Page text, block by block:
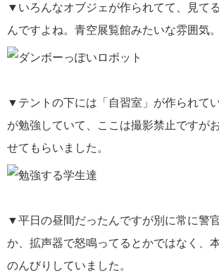
▼いろんなオブジェが作られてて、見て
んですよね。青空展覧館みたいな雰囲気。
▼テントの下には「自習室」が作られて
が勉強していて、ここは撮影禁止ですが
せてもらいました。
▼平日の昼間だったんですが別に常に警
か、拡声器で怒鳴ってるとかではなく、
のんびりしていました。